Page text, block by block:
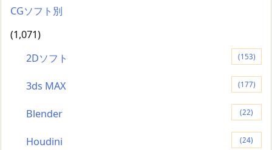
CGソフト別
(1,071)
2Dソフト
(153)
3ds MAX (177)
Blender (22)
Houdini (24)